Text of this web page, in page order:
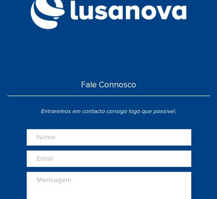
Fale Connosco
Entraremos em contacto consigo logo que possível.